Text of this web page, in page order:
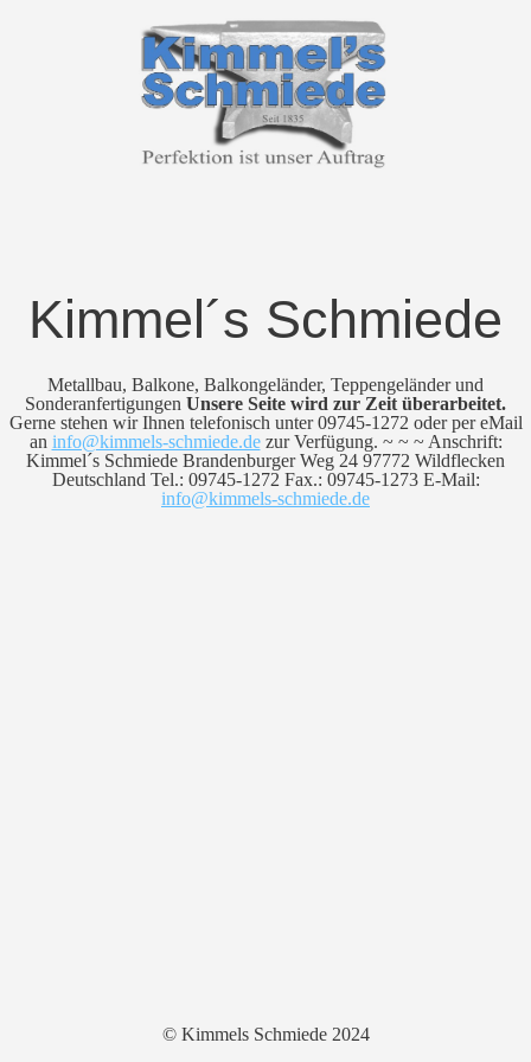
Kimmel´s Schmiede
Metallbau, Balkone, Balkongeländer, Teppengeländer und
Sonderanfertigungen Unsere Seite wird zur Zeit überarbeitet.
Gerne stehen wir Ihnen telefonisch unter 09745-1272 oder per eMail
an info@kimmels-schmiede.dezur Verfügung. ~ ~ ~ Anschrift:
Kimmel´s Schmiede Brandenburger Weg 24 97772 Wildflecken
Deutschland Tel.: 09745-1272 Fax.: 09745-1273 E-Mail:
info@kimmels-schmiede.de
© Kimmels Schmiede 2024